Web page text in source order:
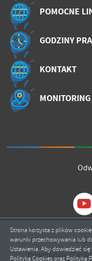
POMOCNE
GODZINY
KONTAKT
Powered by
Strona korzysta z plików
warunki przechowywania lub
Ustawienia. Aby dowiedzieć
Polityką Cookies oraz Polityką